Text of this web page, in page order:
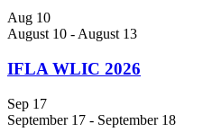
Aug 10
August 10 -August 13
IFLA WLIC 2026
Sep 17
September 17 - September 18